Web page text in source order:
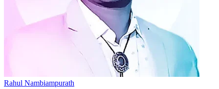
Rahul Nambiampurath